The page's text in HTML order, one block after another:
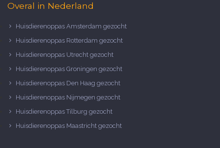
Overal in Nederland
Huisdierenoppas Amsterdam gezocht
Huisdierenoppas Rotterdam gezocht
Huisdierenoppas Utrecht gezocht
Huisdierenoppas Groningen gezocht
Huisdierenoppas Den Haag gezocht
Huisdierenoppas Nijmegen gezocht
Huisdierenoppas Tilburg gezocht
Huisdierenoppas Maastricht gezocht